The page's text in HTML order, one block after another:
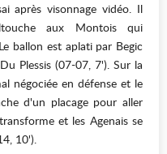
après visonnage vidéo. Il
aux Montois qui
ballon est aplati par Begic
Plessis (07-07, 7'). Sur la
négociée en défense et le
d'un placage pour aller
et les Agenais se
10').